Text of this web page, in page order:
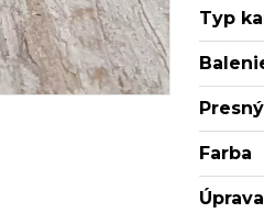
Typ
Farba
Úprava